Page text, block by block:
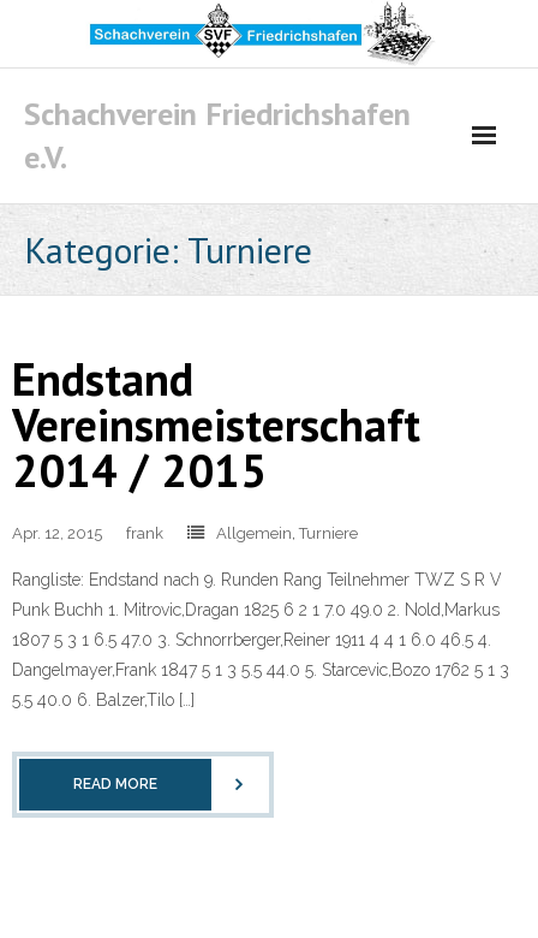
content
Schachverein Friedrichshafen
e.V.
Kategorie: Turniere
Endstand
Vereinsmeisterschaft
2014 / 2015
Apr. 12, 2015 frank Allgemein,Turniere
Rangliste: Endstand nach 9. Runden Rang Teilnehmer TWZ S R V
Punk Buchh 1. Mitrovic,Dragan 1825 6 2 1 7.0 49.0 2. Nold,Markus
1807 5 3 1 6.5 47.0 3. Schnorrberger,Reiner 1911 4 4 1 6.0 46.5 4.
Dangelmayer,Frank 1847 5 1 3 5.5 44.0 5. Starcevic,Bozo 1762 5 1 3
5.5 40.0 6. Balzer,Tilo […]
READ MORE